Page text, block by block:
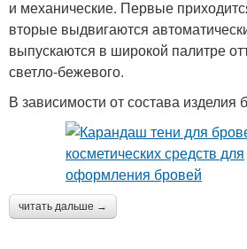
и механические. Первые
вторые выдвигаются
выпускаются в широкой палитре
светло-бежевого.
В зависимости от состава изделия
читать дальше →